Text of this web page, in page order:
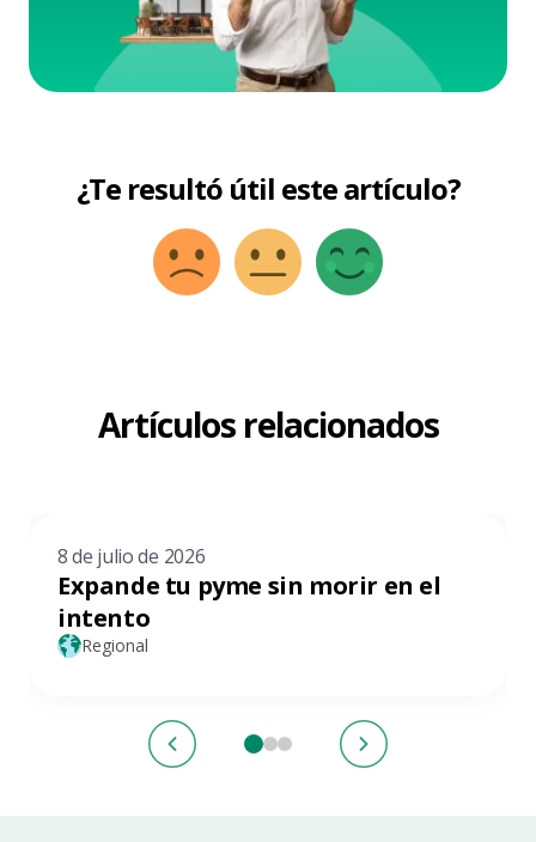
¿Te resultó útil este artículo?
Artículos relacionados
8 de julio de 2026
Expande tu pyme sin morir en el
intento
Regional